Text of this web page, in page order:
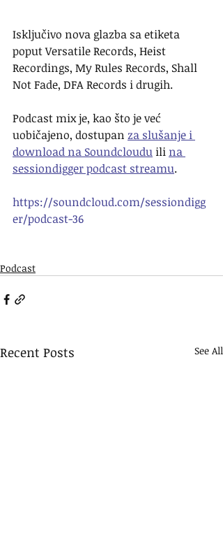
Isključivo nova glazba sa etiketa
poput Versatile Records, Heist
Recordings, My Rules Records, Shall
Not Fade, DFA Records i drugih.
Podcast mix je, kao što je već
uobičajeno, dostupan za slušanje i
download na Soundcloudu ili na
sessiondigger podcast streamu.
https://soundcloud.com/sessiondigg
er/podcast-36
Podcast
Recent Posts See All